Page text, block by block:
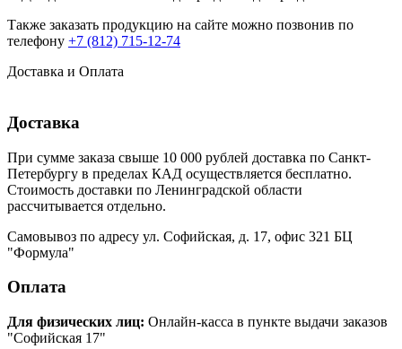
Также заказать продукцию на сайте можно позвонив по
телефону +7 (812) 715-12-74
Доставка и Оплата
Доставка
При сумме заказа свыше 10 000 рублей доставка по Санкт-
Петербургу в пределах КАД осуществляется бесплатно.
Стоимость доставки по Ленинградской области
рассчитывается отдельно.
Самовывоз по адресу ул. Софийская, д. 17, офис 321 БЦ
"Формула"
Оплата
Для физических лиц: Онлайн-касса в пункте выдачи заказов
"Софийская 17"